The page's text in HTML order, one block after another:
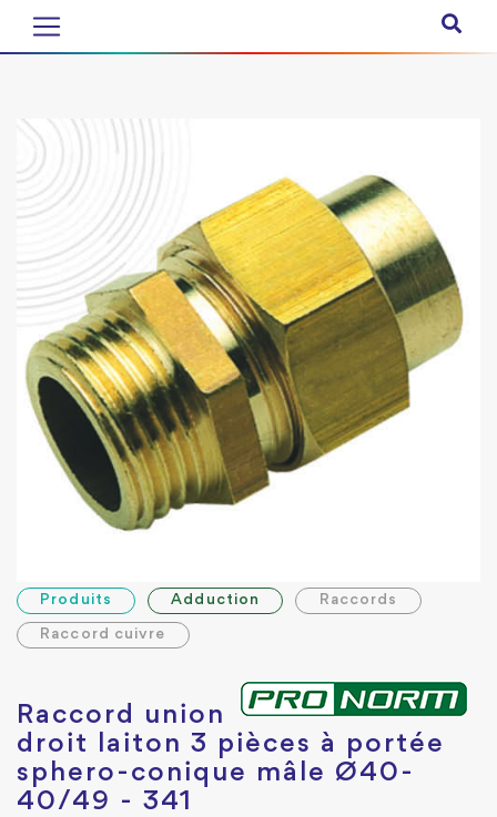
Produits Adduction Raccords
Raccord cuivre
Raccord union
droit laiton 3 pièces à portée
sphero-conique mâle Ø40-
40/49 - 341